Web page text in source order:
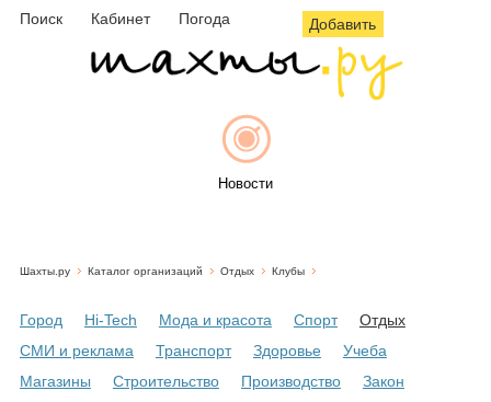
Поиск Кабинет Погода Добавить
Новости
Объявления
Шахты.ру Каталог организаций Отдых Клубы
Город Hi-Tech Мода и красота Спорт
Отдых
СМИ и реклама
Транспорт Здоровье
Учеба
Магазины
Строительство Производство
Закон